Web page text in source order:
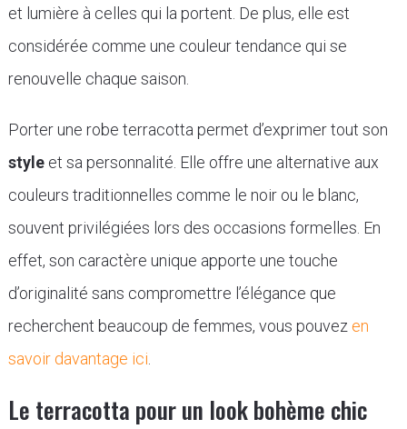
et lumière à celles qui la portent. De plus, elle est
considérée comme une couleur tendance qui se
renouvelle chaque saison.
Porter une robe terracotta permet d’exprimer tout son
styleet sa personnalité. Elle offre une alternative aux
couleurs traditionnelles comme le noir ou le blanc,
souvent privilégiées lors des occasions formelles. En
effet, son caractère unique apporte une touche
d’originalité sans compromettre l’élégance que
recherchent beaucoup de femmes, vous pouvez en
savoir davantage ici
Le terracotta pour un look bohème chic